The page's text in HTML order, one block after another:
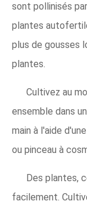
sont pollinisés
plantes
plus de gousses
plantes.
Cultivez au
ensemble dans
main à l'aide
ou pinceau à
Des plantes,
facilement.